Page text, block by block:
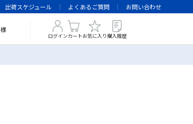
出荷スケジュール よくあるご質問 お問い合わせ
様
ログインカートお気に入り 購入履歴